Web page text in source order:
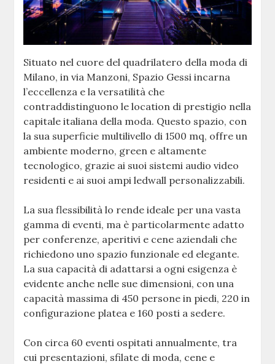
Situato nel cuore del quadrilatero della moda di
Milano, in via Manzoni, Spazio Gessi incarna
l’eccellenza e la versatilità che
contraddistinguono le location di prestigio nella
capitale italiana della moda. Questo spazio, con
la sua superficie multilivello di 1500 mq, offre un
ambiente moderno, green e altamente
tecnologico, grazie ai suoi sistemi audio video
residenti e ai suoi ampi ledwall personalizzabili.
La sua flessibilità lo rende ideale per una vasta
gamma di eventi, ma è particolarmente adatto
per conferenze, aperitivi e cene aziendali che
richiedono uno spazio funzionale ed elegante.
La sua capacità di adattarsi a ogni esigenza è
evidente anche nelle sue dimensioni, con una
capacità massima di 450 persone in piedi, 220 in
configurazione platea e 160 posti a sedere.
Con circa 60 eventi ospitati annualmente, tra
cui presentazioni, sfilate di moda, cene e